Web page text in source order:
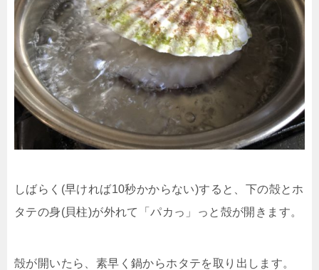
しばらく(早ければ10秒かからない)すると、下の殻とホ
タテの身(貝柱)が外れて「パカっ」っと殻が開きます。
殻が開いたら、素早く鍋からホタテを取り出します。